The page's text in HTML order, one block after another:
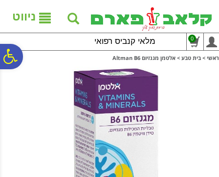
נגישות
אתר
המרכזי
ניווט
מלאי קנביס רפואי 0
ראשי > בית טבע > אלטמן מגנזיום Altman B6